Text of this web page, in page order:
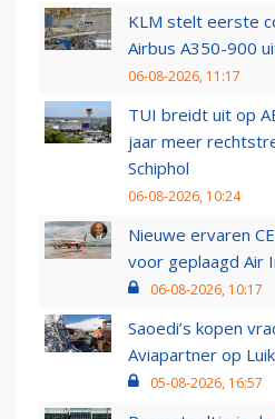
KLM stelt eerste
Airbus A350-900
06-08-2026, 11:17
TUI breidt uit op
jaar meer
Schiphol
06-08-2026, 10:24
Nieuwe ervaren
voor geplaagd Air
06-08-2026, 10:17
Saoedi’s kopen
Aviapartner op
05-08-2026, 16:57